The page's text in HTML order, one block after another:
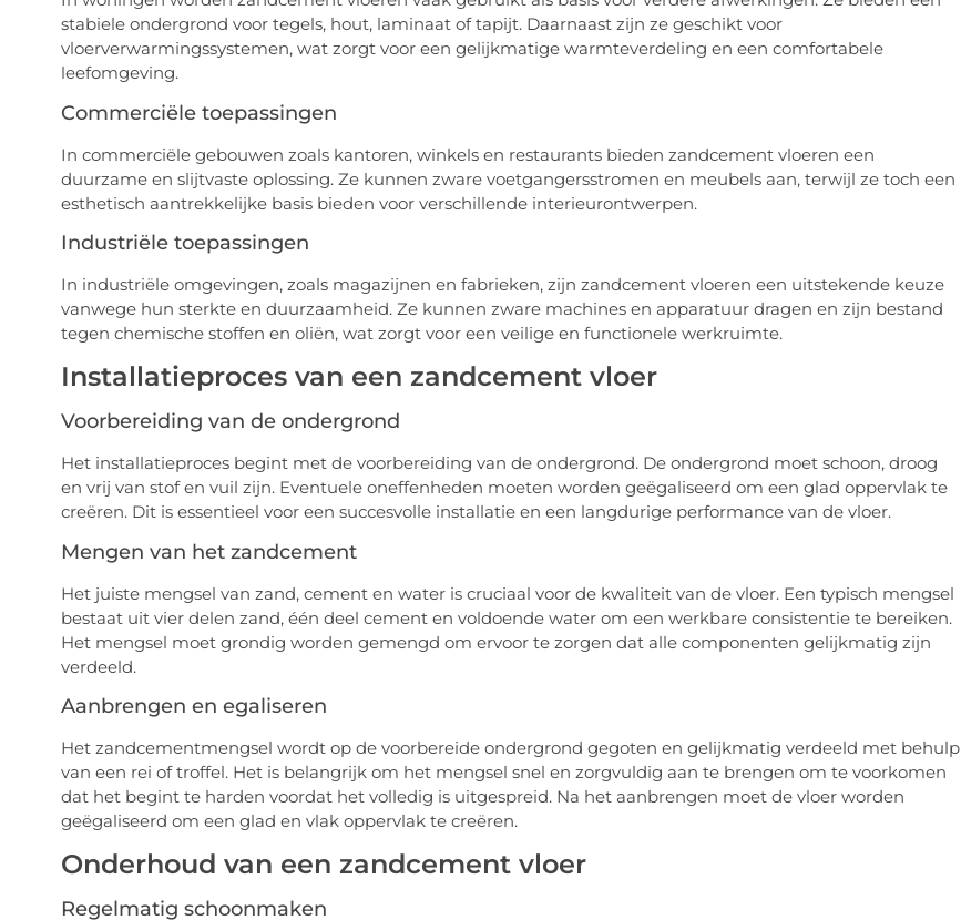
stabiele ondergrond voor tegels, hout, laminaat of tapijt. Daarnaast zijn ze geschikt voor
vloerverwarmingssystemen, wat zorgt voor een gelijkmatige warmteverdeling en een comfortabele
leefomgeving.
Commerciële toepassingen
In commerciële gebouwen zoals kantoren, winkels en restaurants bieden zandcement vloeren een
duurzame en slijtvaste oplossing. Ze kunnen zware voetgangersstromen en meubels aan, terwijl ze toch een
esthetisch aantrekkelijke basis bieden voor verschillende interieurontwerpen.
Industriële toepassingen
In industriële omgevingen, zoals magazijnen en fabrieken, zijn zandcement vloeren een uitstekende keuze
vanwege hun sterkte en duurzaamheid. Ze kunnen zware machines en apparatuur dragen en zijn bestand
tegen chemische stoffen en oliën, wat zorgt voor een veilige en functionele werkruimte.
Installatieproces van een zandcement vloer
Voorbereiding van de ondergrond
Het installatieproces begint met de voorbereiding van de ondergrond. De ondergrond moet schoon, droog
en vrij van stof en vuil zijn. Eventuele oneffenheden moeten worden geëgaliseerd om een glad oppervlak te
creëren. Dit is essentieel voor een succesvolle installatie en een langdurige performance van de vloer.
Mengen van het zandcement
Het juiste mengsel van zand, cement en water is cruciaal voor de kwaliteit van de vloer. Een typisch mengsel
bestaat uit vier delen zand, één deel cement en voldoende water om een werkbare consistentie te bereiken.
Het mengsel moet grondig worden gemengd om ervoor te zorgen dat alle componenten gelijkmatig zijn
verdeeld.
Aanbrengen en egaliseren
Het zandcementmengsel wordt op de voorbereide ondergrond gegoten en gelijkmatig verdeeld met behulp
van een rei of troffel. Het is belangrijk om het mengsel snel en zorgvuldig aan te brengen om te voorkomen
dat het begint te harden voordat het volledig is uitgespreid. Na het aanbrengen moet de vloer worden
geëgaliseerd om een glad en vlak oppervlak te creëren.
Onderhoud van een zandcement vloer
Regelmatig schoonmaken